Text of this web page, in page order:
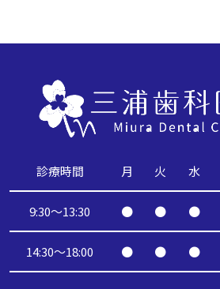
診療時間 月 火 水
9:30〜13:30 ● ● ●
14:30〜18:00 ● ● ●